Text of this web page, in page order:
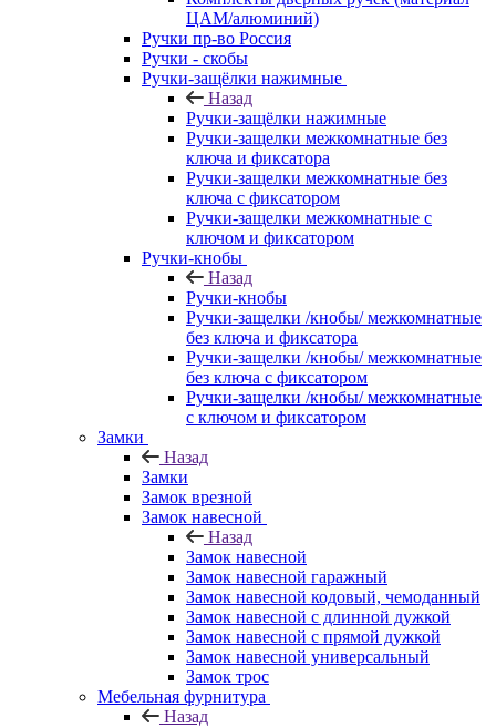
ЦАМ/алюминий)
Ручки пр-во Россия
Ручки - скобы
Ручки-защёлки нажимные
Назад
Ручки-защёлки нажимные
Ручки-защелки межкомнатные без
ключа и фиксатора
Ручки-защелки межкомнатные без
ключа с фиксатором
Ручки-защелки межкомнатные с
ключом и фиксатором
Ручки-кнобы
Назад
Ручки-кнобы
Ручки-защелки /кнобы/ межкомнатные
без ключа и фиксатора
Ручки-защелки /кнобы/ межкомнатные
без ключа с фиксатором
Ручки-защелки /кнобы/ межкомнатные
с ключом и фиксатором
Замки
Назад
Замки
Замок врезной
Замок навесной
Назад
Замок навесной
Замок навесной гаражный
Замок навесной кодовый, чемоданный
Замок навесной с длинной дужкой
Замок навесной с прямой дужкой
Замок навесной универсальный
Замок трос
Мебельная фурнитура
Назад